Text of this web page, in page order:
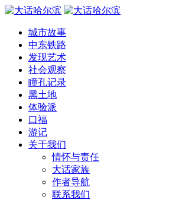
城市故事
中东铁路
发现艺术
社会观察
瞳孔记录
黑土地
体验派
口福
游记
关于我们
情怀与责任
大话家族
作者导航
联系我们